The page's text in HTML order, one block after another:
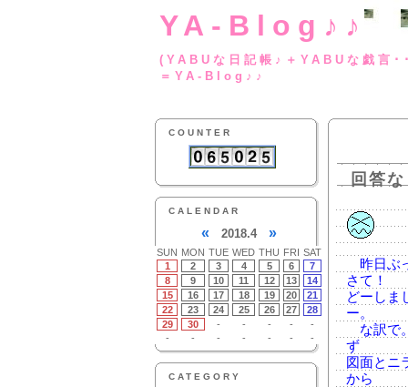
YA-Blog♪♪
(YABUな日記帳♪
＝YA-Blog♪♪
COUNTER
CALENDAR
« 2018.4 »
SUN MON TUE WED THU FRI SAT
1
2 3 4 5 6
7
8
9 10 11 12 13
14
15
16 17 18 19 20
21
22
23 24 25 26 27
28
29
30 - - - -
-
-
- - - - - -
CATEGORY
回答
昨日ぶ
さて！
どーしま
ー。
な訳で
ず
図面とニ
から